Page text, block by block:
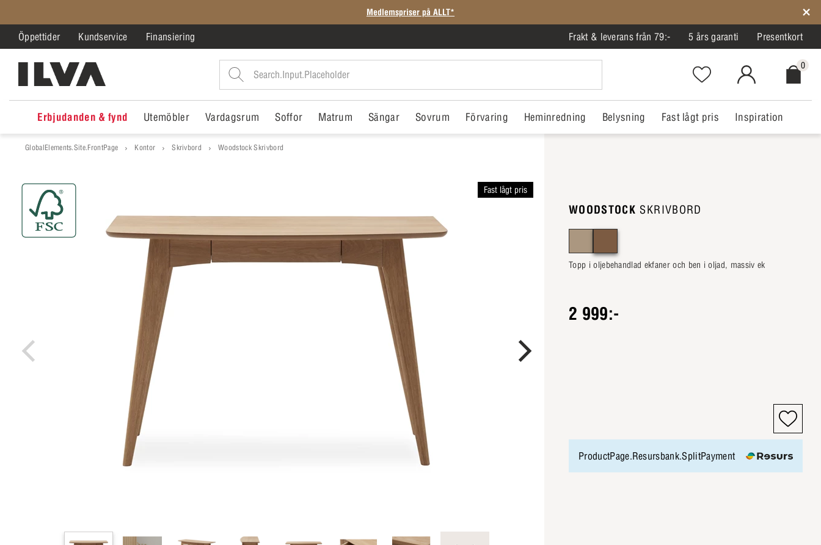
Medlemspriser på ALLT*
Öppettider Kundservice Finansiering Frakt & leverans från 79:- 5 års garanti Presentkort
Favorites.NavigationButton.Text
MitIlva.Login
0
Erbjudanden & fynd Utemöbler Vardagsrum Soffor Matrum Sängar Sovrum Förvaring Heminredning Belysning Fast lågt pris Inspiration
GlobalElements.Site.FrontPage Kontor Skrivbord Woodstock Skrivbord
Fast lågt pris
WOODSTOCK SKRIVBORD
Topp i oljebehandlad ekfaner och ben i oljad, massiv ek
2 999:-
ProductPage.Resursbank.SplitPayment